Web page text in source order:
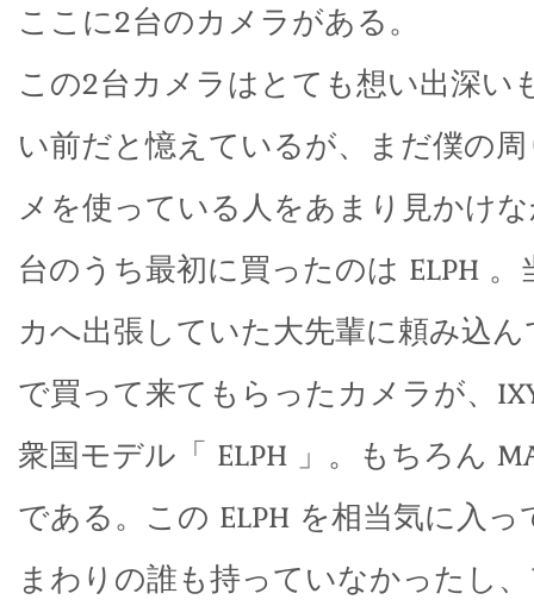
ここに2台のカメラがある。
この2台カメラはとても想い出深い
い前だと憶えているが、まだ僕の
メを使っている人をあまり見かけ
台のうち最初に買ったのは ELPH
カへ出張していた大先輩に頼み込
で買って来てもらったカメラが、
衆国モデル「 ELPH 」。もちろん
である。この ELPH を相当気に入
まわりの誰も持っていなかったし